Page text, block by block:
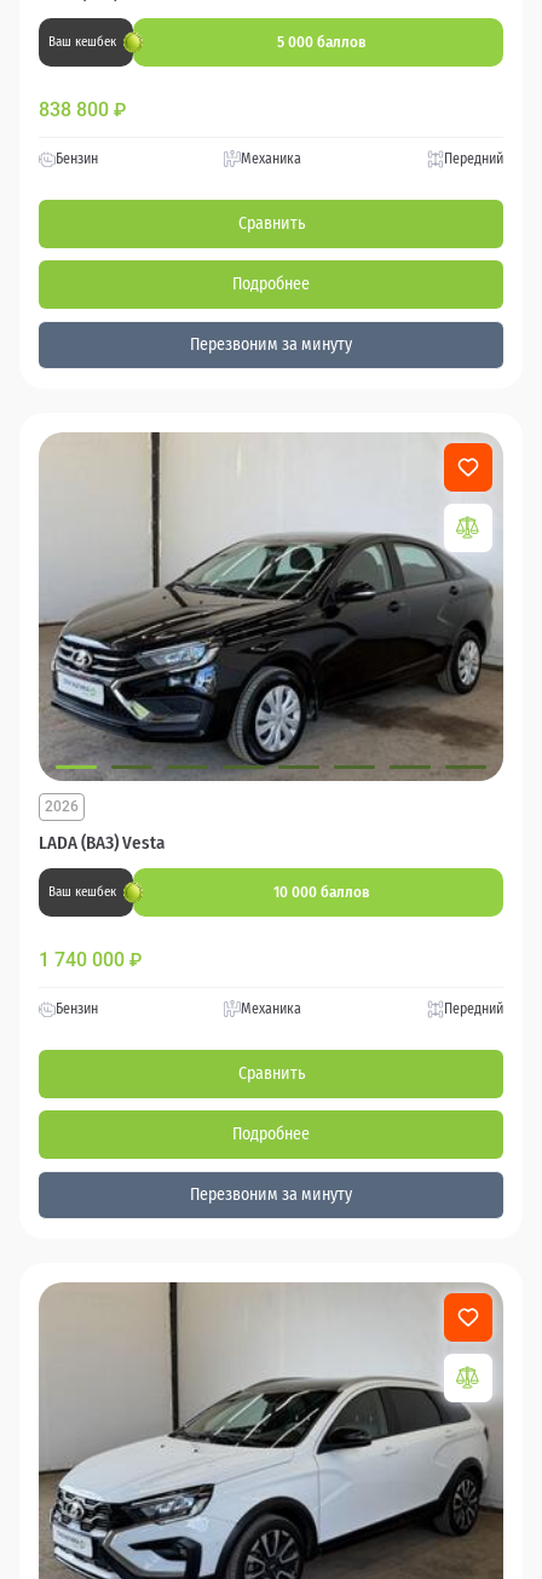
Ваш кешбек 5 000 баллов
838 800 ₽
Бензин Механика Передний
Сравнить
Подробнее
Перезвоним за минуту
LADA (ВАЗ) Vesta
2026
Ваш кешбек 10 000 баллов
1 740 000 ₽
Бензин Механика Передний
Сравнить
Подробнее
Перезвоним за минуту